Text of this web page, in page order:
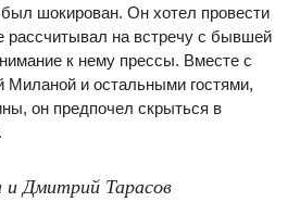
шокирован. Он хотел провести
рассчитывал на встречу с бывшей
к нему прессы. Вместе с
Миланой и остальными гостями,
он предпочел скрыться в
и Дмитрий Тарасов